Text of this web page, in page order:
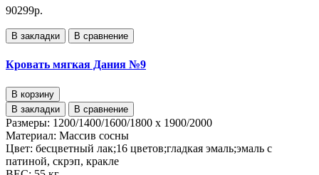
90299р.
В закладки В сравнение
Кровать мягкая Дания №9
В корзину
В закладки
В сравнение
Размеры: 1200/1400/1600/1800 x 1900/2000
Материал: Массив сосны
Цвет: бесцветный лак;16 цветов;гладкая эмаль;эмаль с
патиной, скрэп, кракле